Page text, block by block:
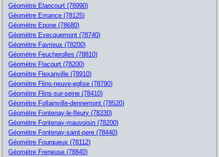
Géomètre Elancourt (78990)
Géomètre Emance (78125)
Géomètre Epone (78680)
Géomètre Evecquemont (78740)
Géomètre Favrieux (78200)
Géomètre Feucherolles (78810)
Géomètre Flacourt (78200)
Géomètre Flexanville (78910)
Géomètre Flins-neuve-eglise (78790)
Géomètre Flins-sur-seine (78410)
Géomètre Follainville-dennemont (78520)
Géomètre Fontenay-le-fleury (78330)
Géomètre Fontenay-mauvoisin (78200)
Géomètre Fontenay-saint-pere (78440)
Géomètre Fourqueux (78112)
Géomètre Freneuse (78840)